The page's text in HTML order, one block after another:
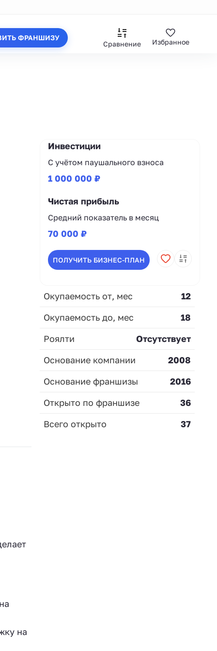
ФРАНШИЗУ
Сравнение Избранное
на
Инвестиции
С учётом паушального взноса
1 000 000 ₽
Чистая прибыль
Средний показатель в месяц
70 000 ₽
ПОЛУЧИТЬ БИЗНЕС-ПЛАН
Окупаемость от, мес
12
Окупаемость до, мес
18
Роялти
Отсутствует
Основание компании
2008
Основание франшизы
2016
Открыто по франшизе
36
Всего открыто
37